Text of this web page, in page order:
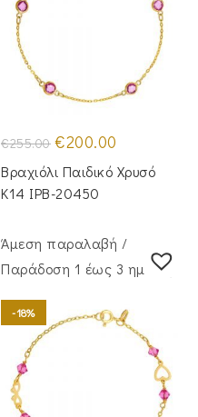
€255.00 Original
price
was:
€255.00.
€200.00
τιμή
είναι:
Βραχιόλι Παιδικό Χρυσό
Κ14 IPB-20450
Άμεση παραλαβή /
Παράδoση 1 έως 3 ημέρες
-18%